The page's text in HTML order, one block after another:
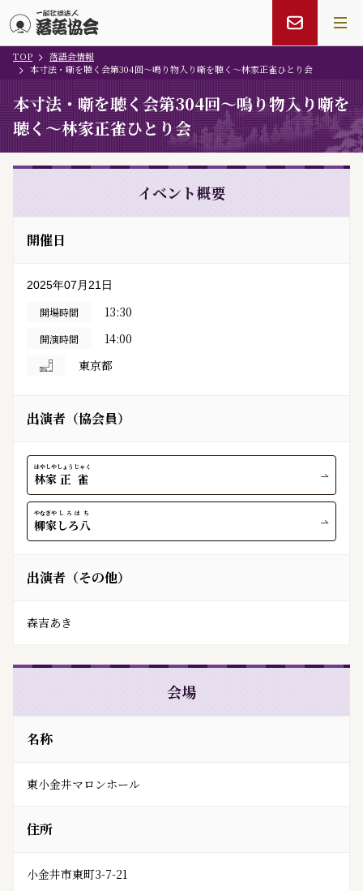
メインコンテンツにスキップ
TOP
落語会情報
本寸法・噺を聴く会第304回〜鳴り物入り噺を聴く〜林家正雀ひとり会
本寸法・噺を聴く会第304回〜鳴り物入り噺を
聴く〜林家正雀ひとり会
イベント概要
開催日
2025年07月21日
開場時間 13:30
開演時間
14:00
東京都
出演者（協会員）
林家
はやしや
正雀
しょうじゃく
柳家
やなぎや
しろ八
しろはち
出演者（その他）
森吉あき
会場
名称
東小金井マロンホール
住所
小金井市東町3-7-21